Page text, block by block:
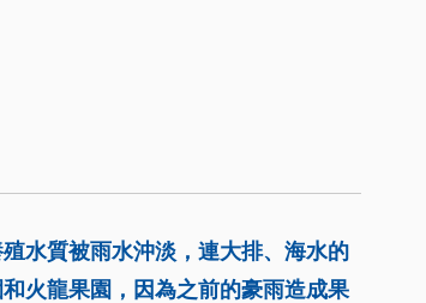
水質被雨水沖淡，連大排、海水的
火龍果園，因為之前的豪雨造成果